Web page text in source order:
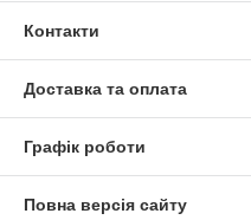
Контакти
Доставка та оплата
Графік роботи
Повна версія сайту